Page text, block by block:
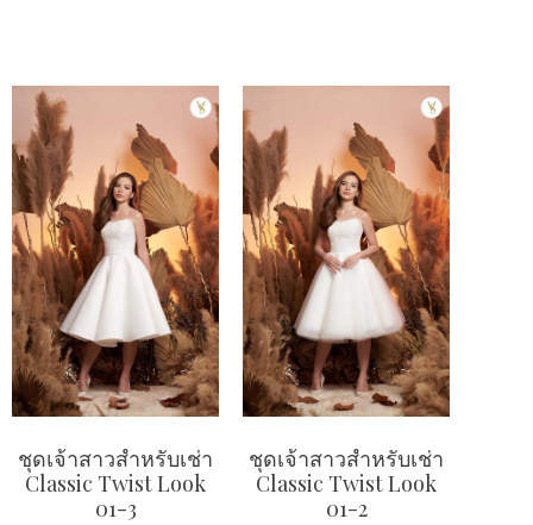
ชุดเจ้าสาวสำหรับเช่า
Classic Twist Look
01-3
ชุดเจ้าสาวสำหรับเช่า
Classic Twist Look
01-2